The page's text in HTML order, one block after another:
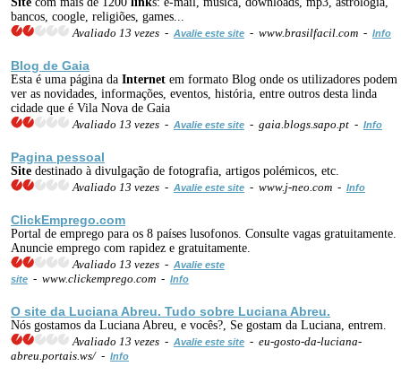
bancos, coogle, religiões, games...
Avaliado 13 vezes - Avalie este site - www.brasilfacil.com - Info
Blog de Gaia
Esta é uma página da Internet em formato Blog onde os utilizadores podem
ver as novidades, informações, eventos, história, entre outros desta linda
cidade que é Vila Nova de Gaia
Avaliado 13 vezes - Avalie este site - gaia.blogs.sapo.pt - Info
Pagina pessoal
Site destinado à divulgação de fotografia, artigos polémicos, etc.
Avaliado 13 vezes - Avalie este site - www.j-neo.com - Info
ClickEmprego.com
Portal de emprego para os 8 países lusofonos. Consulte vagas gratuitamente.
Anuncie emprego com rapidez e gratuitamente.
Avaliado 13 vezes - Avalie este
site - www.clickemprego.com - Info
O site da Luciana Abreu. Tudo sobre Luciana Abreu.
Nós gostamos da Luciana Abreu, e vocês?, Se gostam da Luciana, entrem.
Avaliado 13 vezes - Avalie este site - eu-gosto-da-luciana-
abreu.portais.ws/ - Info